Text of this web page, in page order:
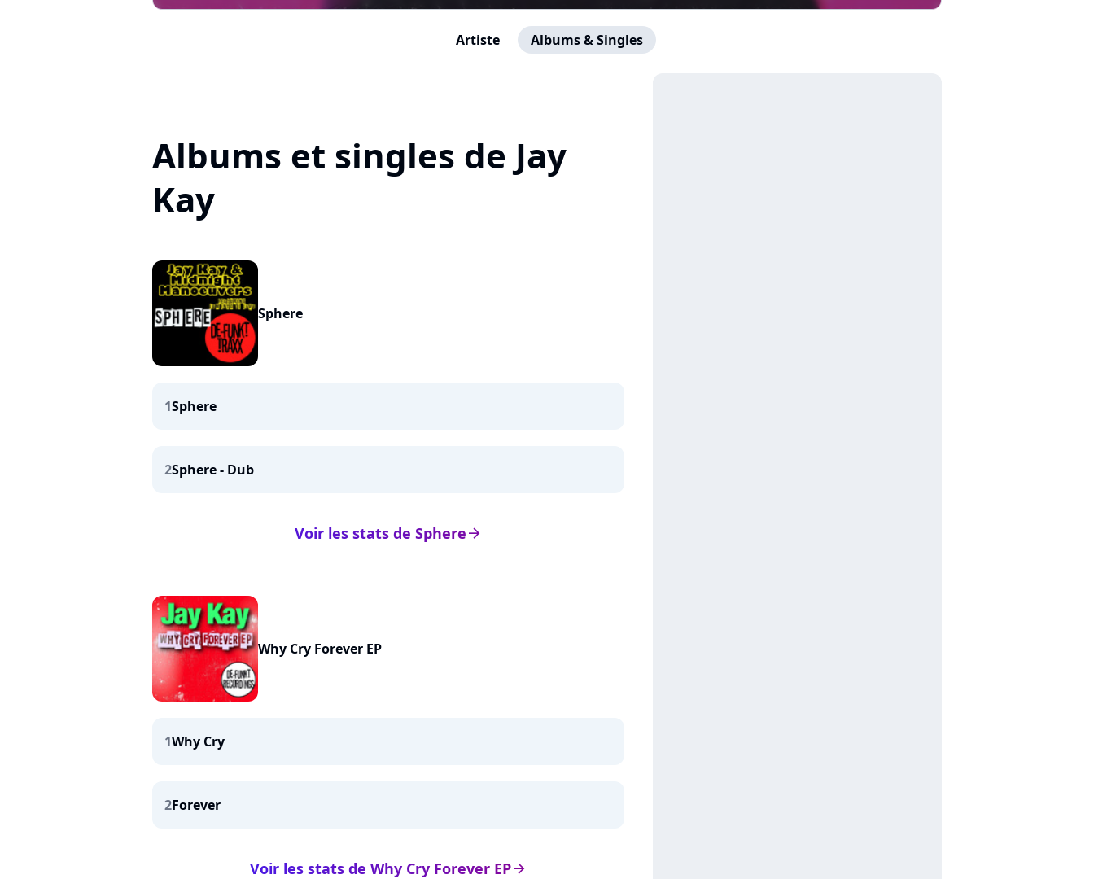
Artiste Albums & Singles
Albums et singles de Jay
Kay
Sphere
1Sphere
2Sphere - Dub
arrow_right
Voir les stats de Sphere
Why Cry Forever EP
1Why Cry
2Forever
arrow_right
Voir les stats de Why Cry Forever EP